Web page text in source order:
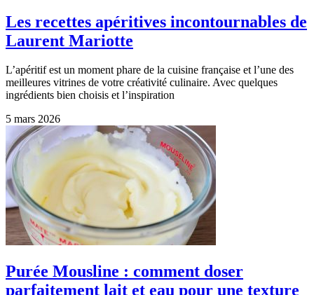
Les recettes apéritives incontournables de
Laurent Mariotte
L’apéritif est un moment phare de la cuisine française et l’une des
meilleures vitrines de votre créativité culinaire. Avec quelques
ingrédients bien choisis et l’inspiration
5 mars 2026
Purée Mousline : comment doser
parfaitement lait et eau pour une texture